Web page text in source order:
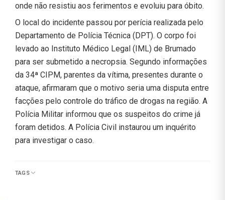
onde não resistiu aos ferimentos e evoluiu para óbito.
O local do incidente passou por perícia realizada pelo
Departamento de Polícia Técnica (DPT). O corpo foi
levado ao Instituto Médico Legal (IML) de Brumado
para ser submetido a necropsia. Segundo informações
da 34ª CIPM, parentes da vítima, presentes durante o
ataque, afirmaram que o motivo seria uma disputa entre
facções pelo controle do tráfico de drogas na região. A
Polícia Militar informou que os suspeitos do crime já
foram detidos. A Polícia Civil instaurou um inquérito
para investigar o caso.
TAGS